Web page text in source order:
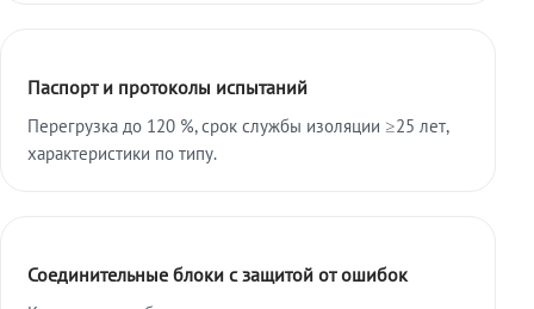
Паспорт и протоколы испытаний
Перегрузка до 120 %, срок службы изоляции ≥25 лет,
характеристики по типу.
Соединительные блоки с защитой от ошибок